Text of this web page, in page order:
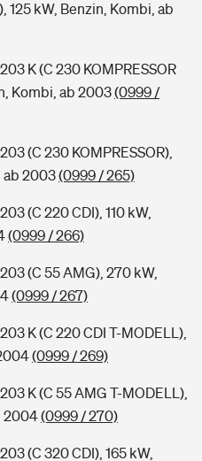
125 kW, Benzin, Kombi, ab
K (C 230 KOMPRESSOR
Kombi, ab 2003(0999 /
(C 230 KOMPRESSOR),
ab 2003(0999 / 265)
(C 220 CDI), 110 kW,
(0999 / 266)
(C 55 AMG), 270 kW,
(0999 / 267)
K (C 220 CDI T-MODELL),
(0999 / 269)
K (C 55 AMG T-MODELL),
2004(0999 / 270)
(C 320 CDI), 165 kW,